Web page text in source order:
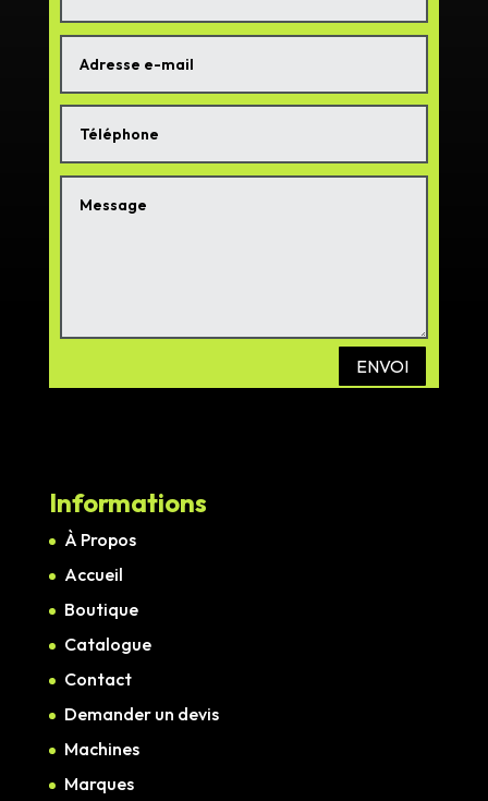
ENVOI
Informations
À Propos
Accueil
Boutique
Catalogue
Contact
Demander un devis
Machines
Marques